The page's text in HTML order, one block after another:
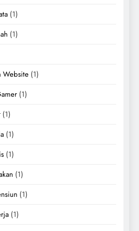
(1)
(1)
Website (1)
(1)
(1)
(1)
(1)
(1)
(1)
(1)